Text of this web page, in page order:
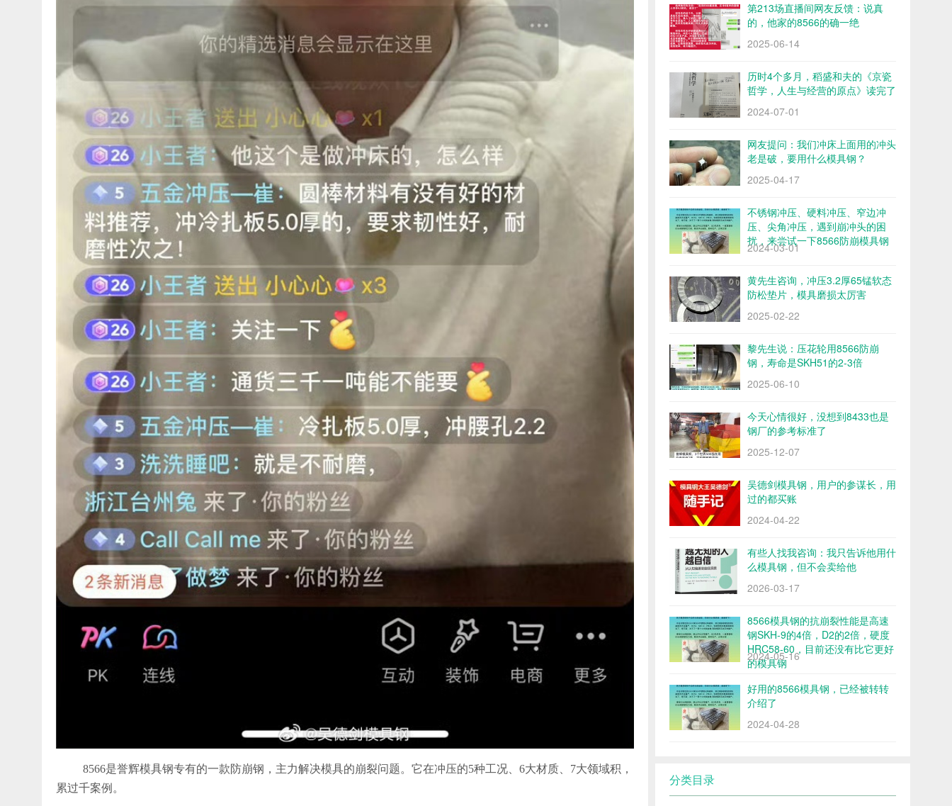
8566是誉辉模具钢专有的一款防崩钢，主力解决模具的崩裂问题。它在冲压的5种工况、6大材质、7大领域积，
累过千案例。
第213场直播间网友反馈：说真
的，他家的8566的确一绝
2025-06-14
历时4个多月，稻盛和夫的《京瓷
哲学，人生与经营的原点》读完了
2024-07-01
网友提问：我们冲床上面用的冲头
老是破，要用什么模具钢？
2025-04-17
不锈钢冲压、硬料冲压、窄边冲
压、尖角冲压，遇到崩冲头的困
扰，来尝试一下8566防崩模具钢
2024-03-01
黄先生咨询，冲压3.2厚65锰软态
防松垫片，模具磨损太厉害
2025-02-22
黎先生说：压花轮用8566防崩
钢，寿命是SKH51的2-3倍
2025-06-10
今天心情很好，没想到8433也是
钢厂的参考标准了
2025-12-07
吴德剑模具钢，用户的参谋长，用
过的都买账
2024-04-22
有些人找我咨询：我只告诉他用什
么模具钢，但不会卖给他
2026-03-17
8566模具钢的抗崩裂性能是高速
钢SKH-9的4倍，D2的2倍，硬度
HRC58-60，目前还没有比它更好
的模具钢
2024-05-16
好用的8566模具钢，已经被转转
介绍了
2024-04-28
分类目录